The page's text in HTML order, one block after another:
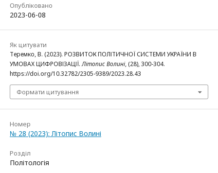
Опубліковано
2023-06-08
Як цитувати
Теремко, В. (2023). РОЗВИТОК ПОЛІТИЧНОЇ СИСТЕМИ УКРАЇНИ В
УМОВАХ ЦИФРОВІЗАЦІЇ.Літопис Волині, (28), 300-304.
https://doi.org/10.32782/2305-9389/2023.28.43
Формати цитування
Номер
№ 28 (2023): Літопис Волині
Розділ
Політологія